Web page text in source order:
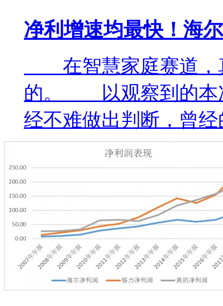
净利增速均最快！海
在智慧家庭赛道，
的。 以观察到的本
经不难做出判断，曾